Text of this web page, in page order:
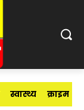
स्वास्थ्य क्राइम